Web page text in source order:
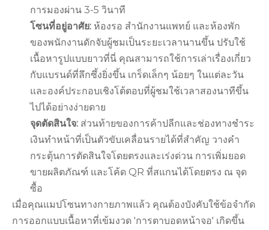
การมองผ่าน 3-5 วินาที
โซนที่อยู่อาศัย: ห้องรอ สำนักงานแพทย์ และห้องพัก
ของพนักงานดักจับผู้ชมเป็นระยะเวลานานขึ้น ปรับใช้
เนื้อหารูปแบบยาวที่นี่ คุณสามารถใช้การเล่าเรื่องเกี่ยว
กับแบรนด์ที่ลึกซึ้งยิ่งขึ้น เกร็ดเล็กๆ น้อยๆ ในแต่ละวัน
และองค์ประกอบเชิงโต้ตอบที่ผู้ชมใช้เวลาสองนาทีขึ้น
ไปได้อย่างง่ายดาย
จุดตัดสินใจ: ส่วนท้ายของการค้าปลีกและช่องทางชำระ
เงินทำหน้าที่เป็นตัวขับเคลื่อนรายได้ที่สำคัญ วางคำ
กระตุ้นการตัดสินใจโดยตรงและเร่งด่วน การเพิ่มยอด
ขายผลิตภัณฑ์ และโค้ด QR ที่สแกนได้โดยตรง ณ จุด
ซื้อ
เมื่อคุณแมปโซนทางกายภาพแล้ว คุณต้องบังคับใช้ข้อจำกัด
การออกแบบเนื้อหาที่เข้มงวด 'การตาบอดหน้าจอ' เกิดขึ้น